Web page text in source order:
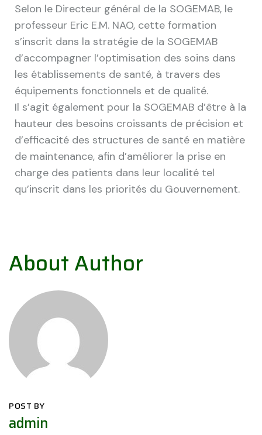
Selon le Directeur général de la SOGEMAB, le
professeur Eric E.M. NAO, cette formation
s’inscrit dans la stratégie de la SOGEMAB
d’accompagner l’optimisation des soins dans
les établissements de santé, à travers des
équipements fonctionnels et de qualité.
Il s’agit également pour la SOGEMAB d’être à la
hauteur des besoins croissants de précision et
d’efficacité des structures de santé en matière
de maintenance, afin d’améliorer la prise en
charge des patients dans leur localité tel
qu’inscrit dans les priorités du Gouvernement.
About Author
POST BY
admin